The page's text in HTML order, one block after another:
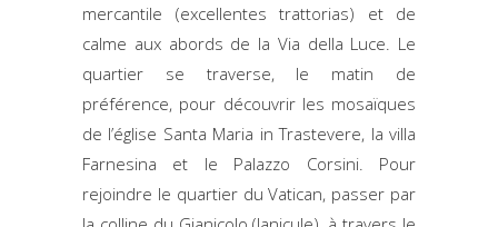
mercantile (excellentes trattorias) et de
calme aux abords de la Via della Luce. Le
quartier se traverse, le matin de
préférence, pour découvrir les mosaïques
de l’église Santa Maria in Trastevere, la villa
Farnesina et le Palazzo Corsini. Pour
rejoindre le quartier du Vatican, passer par